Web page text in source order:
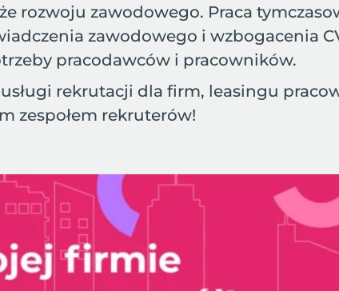
rozwoju zawodowego. Praca
zawodowego i wzbogacenia
pracodawców i pracowników.
rekrutacji dla firm, leasingu
zespołem rekruterów!